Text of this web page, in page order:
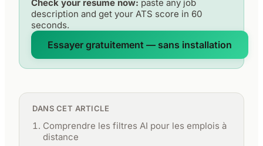
Check your resume now: paste any job
description and get your ATS score in 60
seconds.
Essayer gratuitement — sans installation
DANS CET ARTICLE
Comprendre les filtres AI pour les emplois à
distance